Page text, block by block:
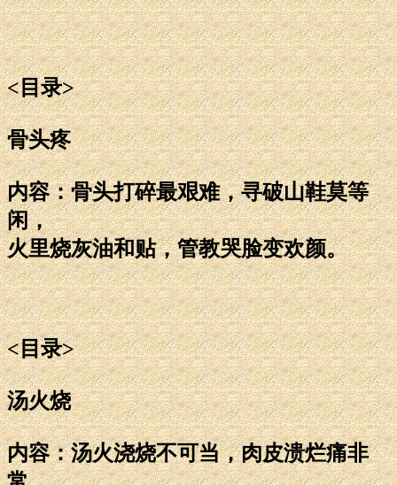
<目录>
骨头疼
内容：骨头打碎最艰难，寻破山鞋莫等
闲，
火里烧灰油和贴，管教哭脸变欢颜。
<目录>
汤火烧
内容：汤火浇烧不可当，肉皮溃烂痛非